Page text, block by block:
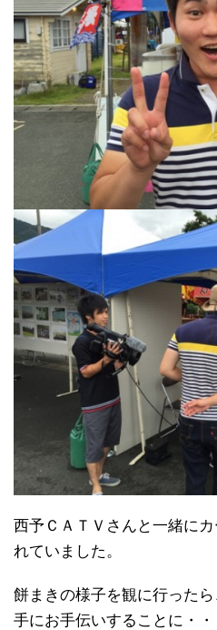
西予ＣＡＴＶさんと一緒に
れていました。
餅まきの様子を観に行った
手にお手伝いすることに・・